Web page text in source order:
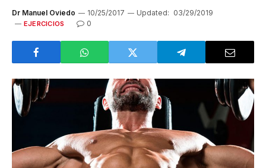
Dr Manuel Oviedo 10/25/2017 Updated: 03/29/2019
EJERCICIOS 0